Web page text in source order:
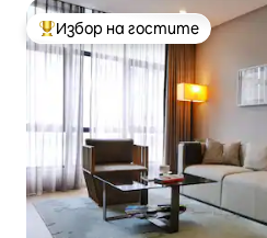
Най-популярен избор на
Избор на гостите